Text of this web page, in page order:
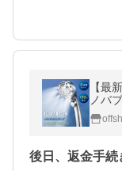
【最
ノバ
階 ミ
除去
後日、返金手続